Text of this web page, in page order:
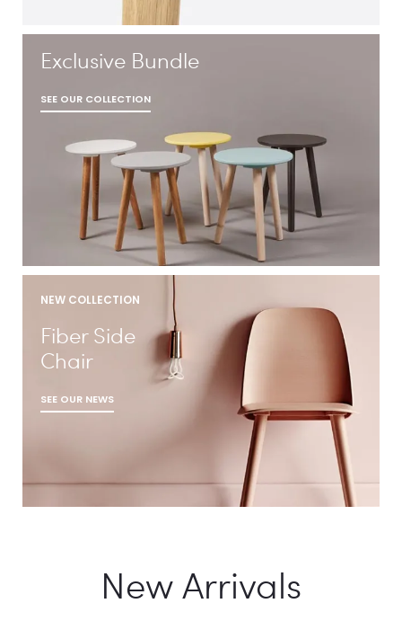
Exclusive Bundle
SEE OUR COLLECTION
NEW COLLECTION
Fiber Side
Chair
SEE OUR NEWS
New Arrivals